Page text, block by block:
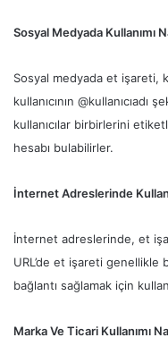
Sosyal Medyada Kullanımı
Sosyal medyada et işareti,
kullanıcının @kullanıcıadı
kullanıcılar birbirlerini
hesabı bulabilirler.
İnternet Adreslerinde
İnternet adreslerinde, et
URL’de et işareti genellikle
bağlantı sağlamak için
Marka Ve Ticari Kullanımı